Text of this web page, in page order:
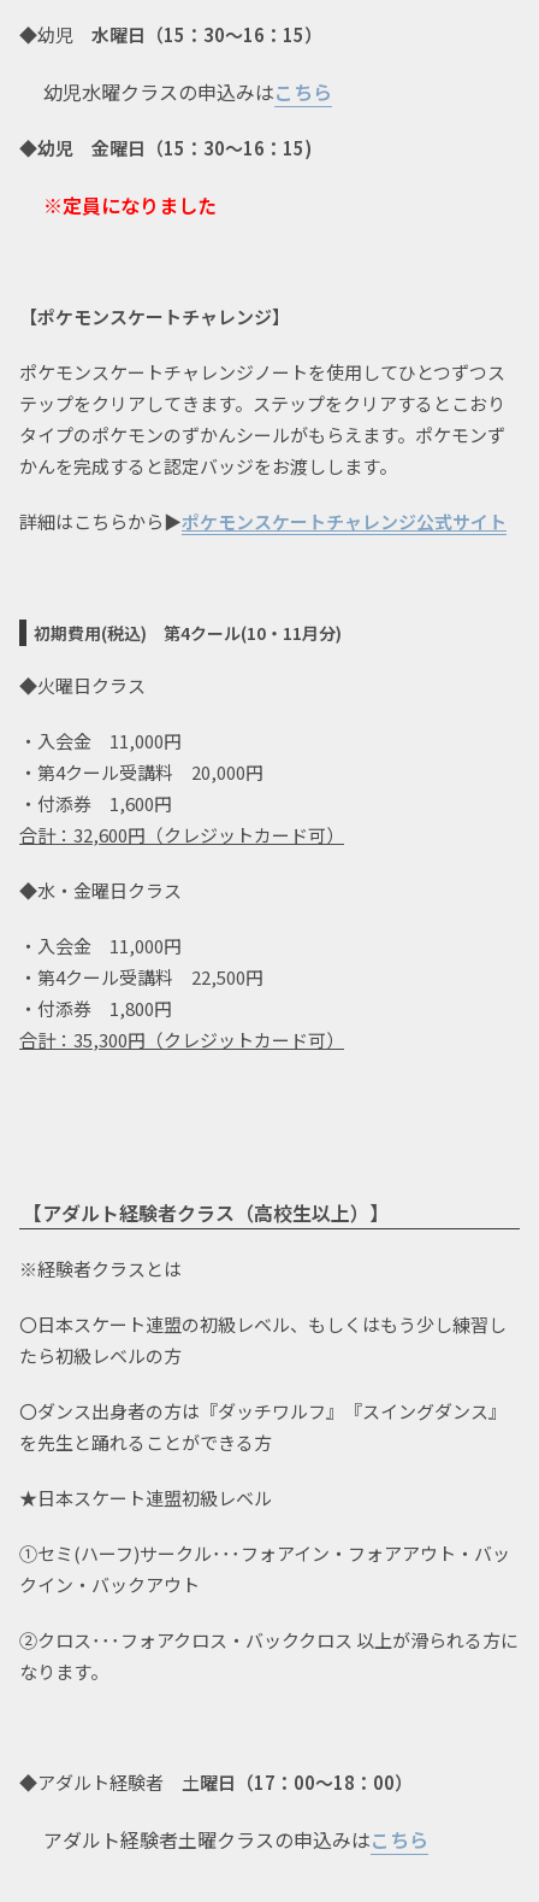
◆幼児 水曜日（15：30～16：15）
幼児水曜クラスの申込みはこちら
◆幼児 金曜日（15：30～16：15)
※定員になりました
【ポケモンスケートチャレンジ】
ポケモンスケートチャレンジノートを使用してひとつずつス
テップをクリアしてきます。ステップをクリアするとこおり
タイプのポケモンのずかんシールがもらえます。ポケモンず
かんを完成すると認定バッジをお渡しします。
詳細はこちらから▶ポケモンスケートチャレンジ公式サイト
初期費用(税込) 第4クール(10・11月分)
◆火曜日クラス
・入会金 11,000円
・第4クール受講料 20,000円
・付添券 1,600円
合計：32,600円（クレジットカード可）
◆水・金曜日クラス
・入会金 11,000円
・第4クール受講料 22,500円
・付添券 1,800円
合計：35,300円（クレジットカード可）
【アダルト経験者クラス（高校生以上）】
※経験者クラスとは
〇日本スケート連盟の初級レベル、もしくはもう少し練習し
たら初級レベルの方
〇ダンス出身者の方は『ダッチワルフ』『スイングダンス』
を先生と踊れることができる方
★日本スケート連盟初級レベル
①セミ(ハーフ)サークル･･･フォアイン・フォアアウト・バッ
クイン・バックアウト
②クロス･･･フォアクロス・バッククロス 以上が滑られる方に
なります。
◆アダルト経験者 土曜日（17：00～18：00）
アダルト経験者土曜クラスの申込みはこちら